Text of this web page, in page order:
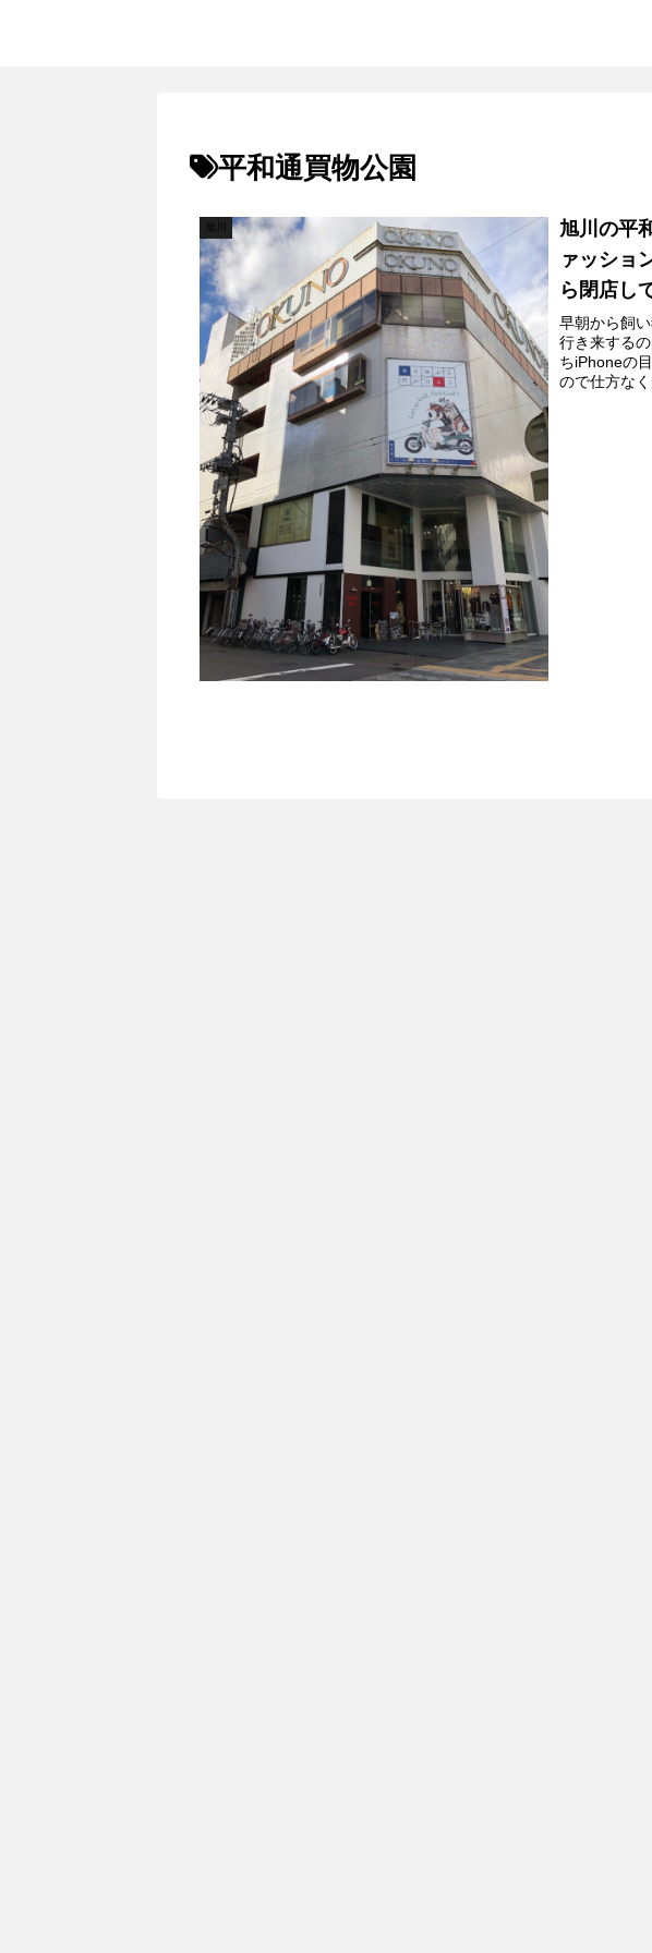
平和通買物公園
旭川の平
ァッショ
ら閉店し
ついて。
早朝から飼
行き来する
ちiPhoneの
ので仕方な